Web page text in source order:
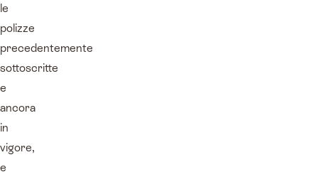
le
polizze
precedentemente
sottoscritte
e
ancora
in
vigore,
e